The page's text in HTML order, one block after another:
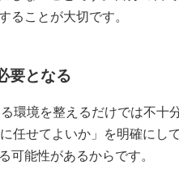
ることが大切です。
要となる
環境を整えるだけでは不十
任せてよいか」を明確にし
可能性があるからです。